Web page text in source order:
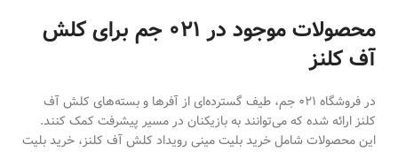
محصولات موجود در ۰۲۱ جم برای کلش
آف کلنز
در فروشگاه ۰۲۱ جم، طیف گسترده‌ای از آفرها و بسته‌های کلش آف
کلنز ارائه شده که می‌توانند به بازیکنان در مسیر پیشرفت کمک کنند.
این محصولات شامل خرید بلیت مینی رویداد کلش آف کلنز، خرید بلیت